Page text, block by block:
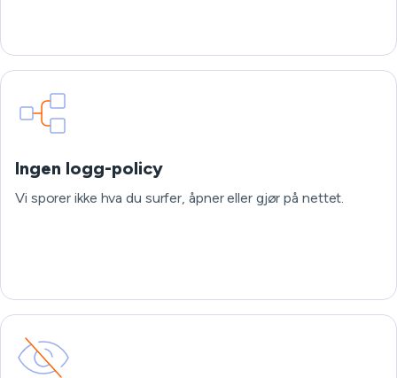
Ingen logg-policy
Vi sporer ikke hva du surfer, åpner eller gjør på nettet.